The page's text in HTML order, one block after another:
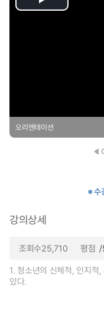
Play
오리엔테이션
※ 수
강의상세
조회수25,710 평점 /
1. 청소년의 신체적, 인지적
있다.
2. 다양한 이론가들의 심리